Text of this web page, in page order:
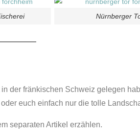
Nürnberger
der fränkischen Schweiz gelegen
euch einfach nur die tolle
separaten Artikel erzählen.